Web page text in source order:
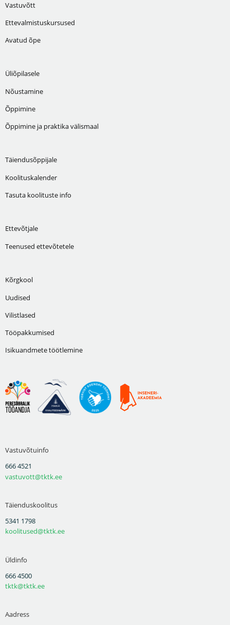
Vastuvõtt
Ettevalmistuskursused
Avatud õpe
Üliõpilasele
Nõustamine
Õppimine
Õppimine ja praktika välismaal
Täiendusõppijale
Koolituskalender
Tasuta koolituste info
Ettevõtjale
Teenused ettevõtetele
Kõrgkool
Uudised
Vilistlased
Tööpakkumised
Isikuandmete töötlemine
Vastuvõtuinfo
666 4521
vastuvott@tktk.ee
Täienduskoolitus
5341 1798
koolitused@tktk.ee
Üldinfo
666 4500
tktk@tktk.ee
Aadress